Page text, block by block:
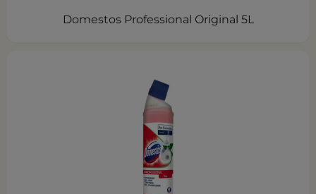
Domestos Professional Original 5L